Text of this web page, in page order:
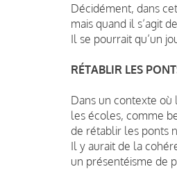
Décidément, dans
mais quand il s’agit
Il se pourrait qu’un
RÉTABLIR LES
Dans un contexte
les écoles, comme
de rétablir les ponts
Il y aurait de la
un présentéisme de